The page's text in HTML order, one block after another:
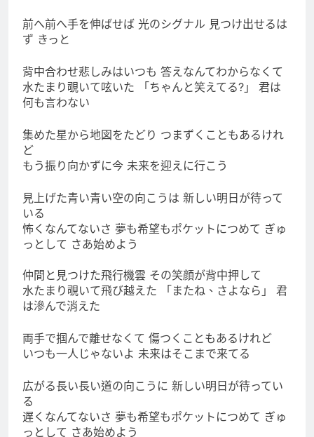
前へ前へ手を伸ばせば 光のシグナル 見つけ出せるは
ず きっと
背中合わせ悲しみはいつも 答えなんてわからなくて
水たまり覗いて呟いた 「ちゃんと笑えてる?」 君は
何も言わない
集めた星から地図をたどり つまずくこともあるけれ
ど
もう振り向かずに今 未来を迎えに行こう
見上げた青い青い空の向こうは 新しい明日が待って
いる
怖くなんてないさ 夢も希望もポケットにつめて ぎゅ
っとして さあ始めよう
仲間と見つけた飛行機雲 その笑顔が背中押して
水たまり覗いて飛び越えた 「またね、さよなら」 君
は滲んで消えた
両手で掴んで離せなくて 傷つくこともあるけれど
いつも一人じゃないよ 未来はそこまで来てる
広がる長い長い道の向こうに 新しい明日が待ってい
る
遅くなんてないさ 夢も希望もポケットにつめて ぎゅ
っとして さあ始めよう